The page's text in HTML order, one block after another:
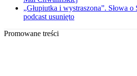
„Głupiutka i wystraszona”. Słowa
podcast usunięto
Promowane treści